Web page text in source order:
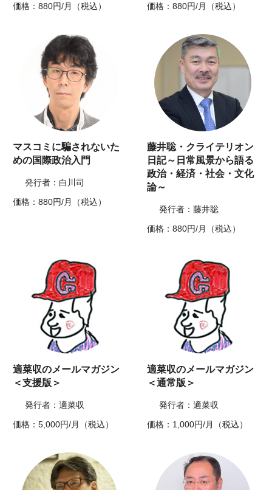
価格：880円/月（税込）
価格：880円/月（税込）
マスコミに騙されないた
めの国際政治入門
発行者：白川司
価格：880円/月（税込）
藤井聡・クライテリオン
日記～日常風景から語る
政治・経済・社会・文化
論～
発行者：藤井聡
価格：880円/月（税込）
適菜収のメールマガジン
＜支援版＞
発行者：適菜収
価格：5,000円/月（税込）
適菜収のメールマガジン
＜通常版＞
発行者：適菜収
価格：1,000円/月（税込）